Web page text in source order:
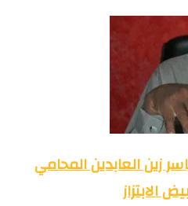
زين العابدين المحامي
الابتزاز